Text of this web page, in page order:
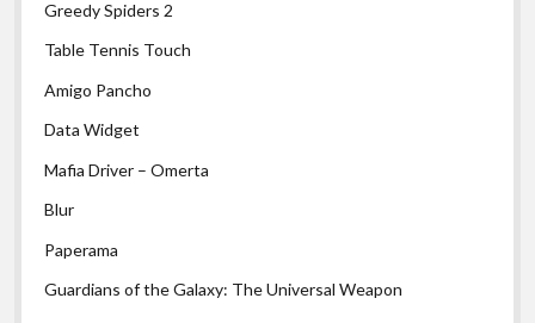
Greedy Spiders 2
Table Tennis Touch
Amigo Pancho
Data Widget
Mafia Driver – Omerta
Blur
Paperama
Guardians of the Galaxy: The Universal Weapon